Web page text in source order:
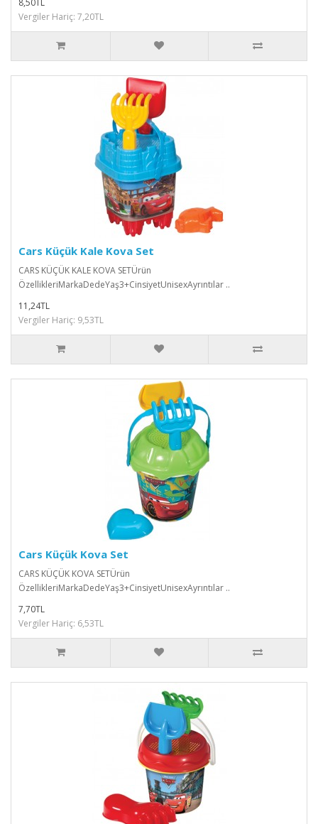
8,50TL
Vergiler Hariç: 7,20TL
Cars Küçük Kale Kova Set
CARS KÜÇÜK KALE KOVA SETÜrün
ÖzellikleriMarkaDedeYaş3+CinsiyetUnisexAyrıntılar ..
11,24TL
Vergiler Hariç: 9,53TL
Cars Küçük Kova Set
CARS KÜÇÜK KOVA SETÜrün
ÖzellikleriMarkaDedeYaş3+CinsiyetUnisexAyrıntılar ..
7,70TL
Vergiler Hariç: 6,53TL